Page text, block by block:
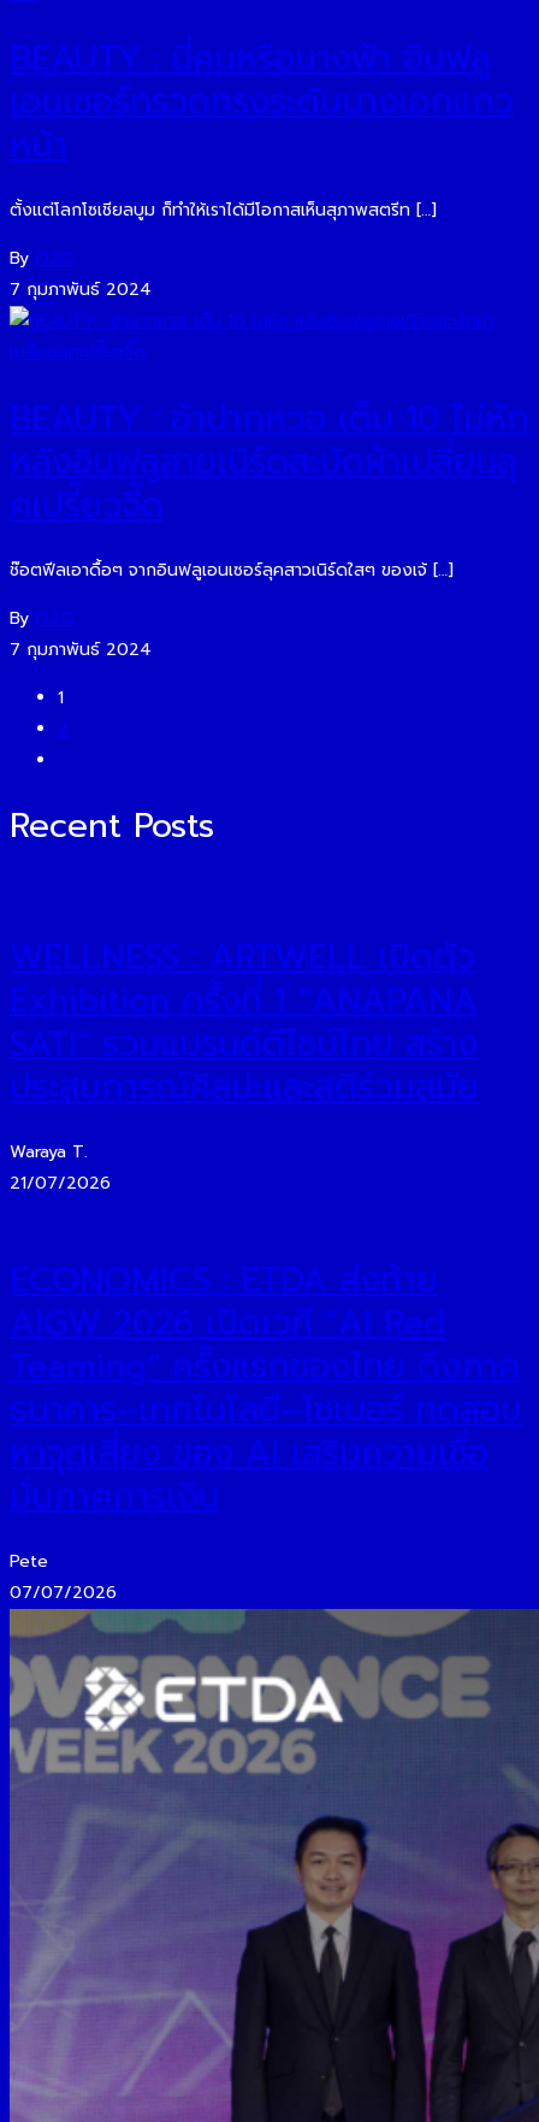
BEAUTY : นี่คนหรือนางฟ้า อินฟลู
เอนเซอร์ทรวดทรงระดับนางเอกแถว
หน้า
ตั้งแต่โลกโซเชียลบูม ก็ทำให้เราได้มีโอกาสเห็นสุภาพสตรีท […]
By O2O
7 กุมภาพันธ์ 2024
BEAUTY : อ้าปากหวอ เต็ม 10 ไม่หัก
หลังอินฟลูสายเนิร์ดสะบัดผ้าเปลี่ยนลุ
คเปรี๊ยวจี๊ด
ช๊อตฟีลเอาดื้อๆ จากอินฟลูเอนเซอร์ลุคสาวเนิร์ดใสๆ ของเจ้ […]
By O2O
7 กุมภาพันธ์ 2024
1
2
Recent Posts
WELLNESS : ARTWELL เปิดตัว
Exhibition ครั้งที่ 1 “ANAPANA
SATI” รวมแบรนด์ดีไซน์ไทย สร้าง
ประสบการณ์ศิลปะและสติร่วมสมัย
Waraya T.
21/07/2026
ECONOMICS : ETDA ส่งท้าย
AIGW 2026 เปิดเวที “AI Red
Teaming” ครั้งแรกของไทย ดึงภาค
ธนาคาร–เทคโนโลยี–ไซเบอร์ ทดสอบ
หาจุดเสี่ยง ของ AI เสริมความเชื่อ
มั่นภาคการเงิน
Pete
07/07/2026